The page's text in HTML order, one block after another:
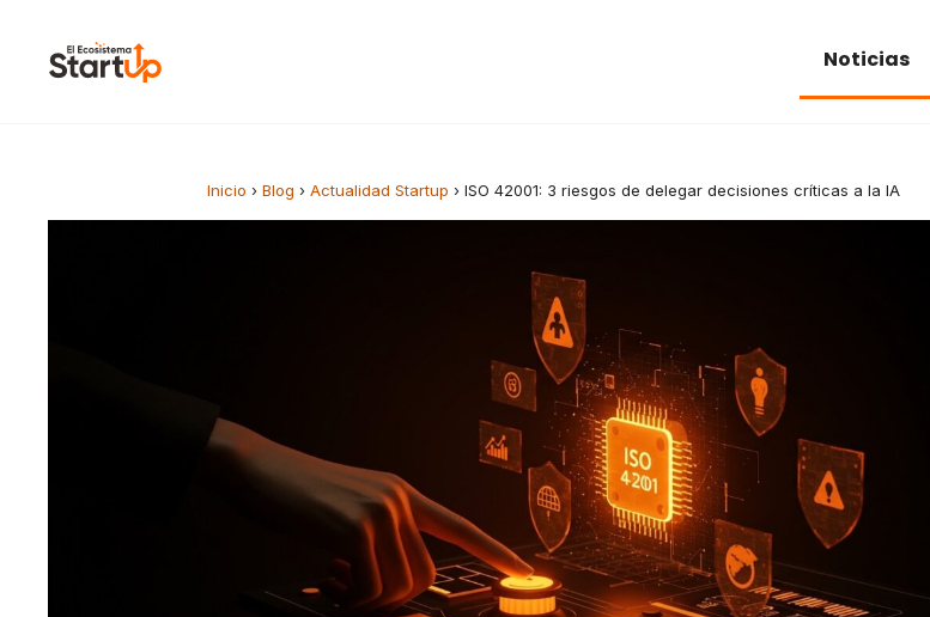
Noticias
Inicio › Blog › Actualidad Startup › ISO 42001: 3 riesgos de delegar decisiones críticas a la IA